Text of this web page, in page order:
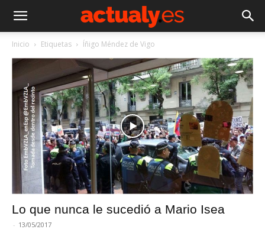
Inicio Etiquetas Íñigo Méndez de Vigo
Lo que nunca le sucedió a Mario Isea
- 13/05/2017